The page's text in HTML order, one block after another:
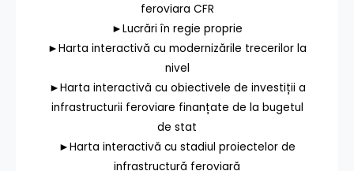
feroviara CFR
►Lucrări în regie proprie
►Harta interactivă cu modernizările trecerilor la
nivel
►Harta interactivă cu obiectivele de investiții a
infrastructurii feroviare finanțate de la bugetul
de stat
►Harta interactivă cu stadiul proiectelor de
infrastructură feroviară